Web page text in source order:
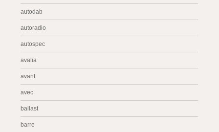
autodab
autoradio
autospec
avalia
avant
avec
ballast
barre